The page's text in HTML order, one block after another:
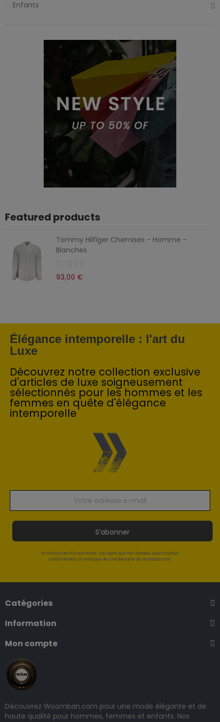
Enfants
Featured products
Tommy Hilfiger Chemises - Homme -
Blanches
93,00 €
Élégance intemporelle : l'art du
Luxe
Découvrez notre collection exclusive
d'articles de luxe soigneusement
sélectionnés pour les hommes et les
femmes en quête d'élégance
intemporelle
S’abonner
En m'inscrivant à la newsletter, j'accepte que mes données soient traitées
conformément à la Politique de confidentialité de Woomban.com.
Catégories
Information
Mon compte
Découvrez Woomban.com pour une mode élégante et de
haute qualité pour hommes, femmes et enfants. Nos